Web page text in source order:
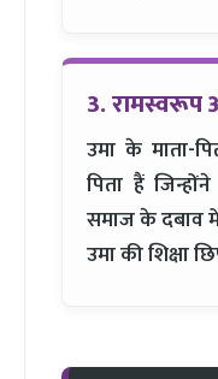
3. रामस्वरूप
उमा के माता-
पिता हैं
समाज के दबाव
उमा की शिक्षा